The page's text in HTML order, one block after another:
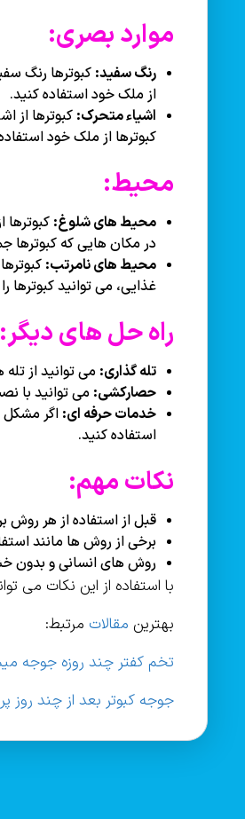
موارد بصری:
رنگ سفید: کبوترها رنگ
از ملک خود استفاده کنید.
اشیاء متحرک: کبوترها از
کبوترها از ملک خود
محیط:
محیط های شلوغ:
در مکان هایی که کبوترها
محیط های نامرتب:
غذایی، می توانید کبوترها
راه حل های دیگر:
تله گذاری: می توانید از
حصارکشی: می توانید با
خدمات حرفه ای: اگر مشکل
استفاده کنید.
نکات مهم:
قبل از استفاده از هر روش
برخی از روش ها مانند
روش های انسانی و بدون
با استفاده از این نکات می
بهترین مقالات مرتبط:
تخم کفتر چند روزه جوجه
جوجه کبوتر بعد از چند روز